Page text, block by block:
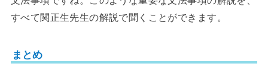
すべて関正生先生の解説で聞くことができます。
まとめ